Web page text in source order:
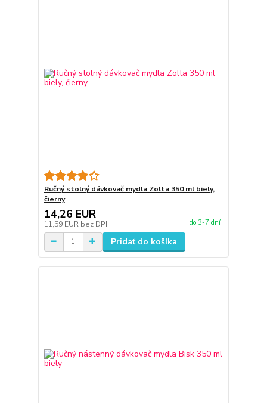
Ručný stolný dávkovač mydla Zolta 350 ml biely,
čierny
14,26 EUR
11,59 EUR bez DPH do 3-7 dní
Pridať do košíka